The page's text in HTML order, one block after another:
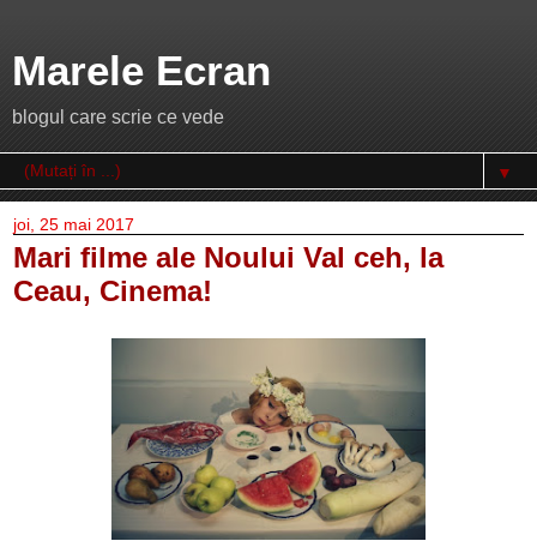
Marele Ecran
blogul care scrie ce vede
▼
joi, 25 mai 2017
Mari filme ale Noului Val ceh, la
Ceau, Cinema!